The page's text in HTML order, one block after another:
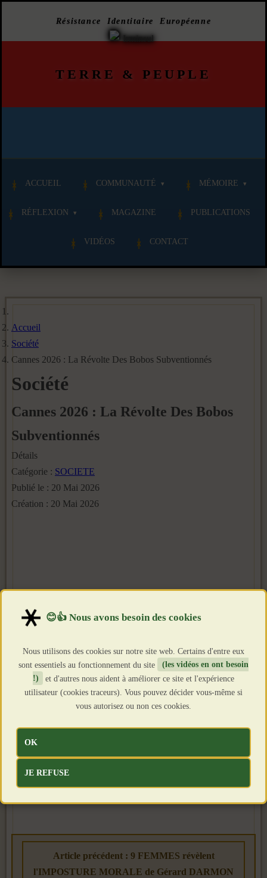
Résistance Identitaire Européenne
TERRE & PEUPLE
ACCUEIL COMMUNAUTÉ MÉMOIRE
RÉFLEXION MAGAZINE PUBLICATIONS
VIDÉOS CONTACT
Accueil
Société
Cannes 2026 : La Révolte Des Bobos Subventionnés
Société
Cannes 2026 : La Révolte Des Bobos
Subventionnés
Détails
Catégorie : SOCIETE
Publié le : 20 Mai 2026
Création : 20 Mai 2026
Article précédent : 9 FEMMES révèlent
l'IMPOSTURE MORALE de Gérard DARMON
Nous utilisons des cookies sur notre site web. Certains d'entre eux
sont essentiels au fonctionnement du site
(les vidéos en ont besoin
!)
et d'autres nous aident à améliorer ce site et l'expérience
utilisateur (cookies traceurs). Vous pouvez décider vous-même si
vous autorisez ou non ces cookies.
OK
JE REFUSE